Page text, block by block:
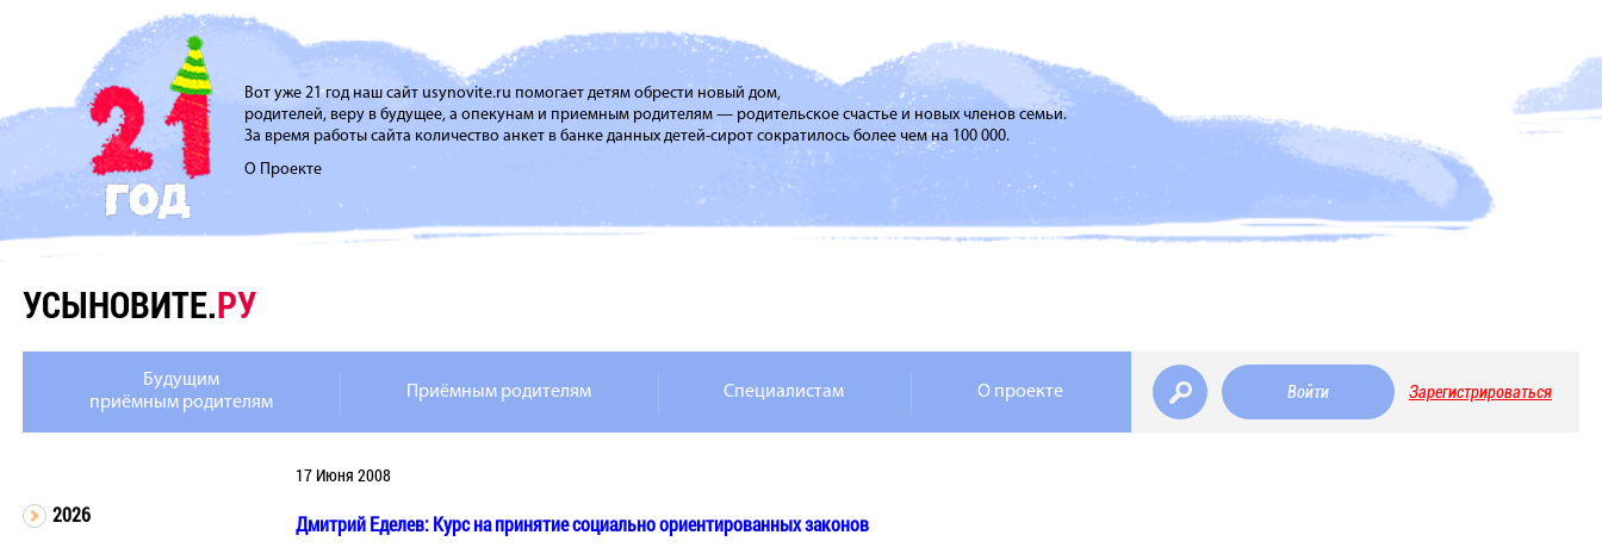
Вот уже 21 год наш сайт usynovite.ru помогает детям обрести новый дом,
родителей, веру в будущее, а опекунам и приемным родителям — родительское счастье и новых членов семьи.
За время работы сайта количество анкет в банке данных детей-сирот сократилось более чем на 100 000.
О Проекте
УСЫНОВИТЕ.РУ
Будущим
приёмным родителям
Приёмным родителям Специалистам О проекте Войти Зарегистрироваться
2026
17 Июня 2008
Дмитрий Еделев: Курс на принятие социально ориентированных законов